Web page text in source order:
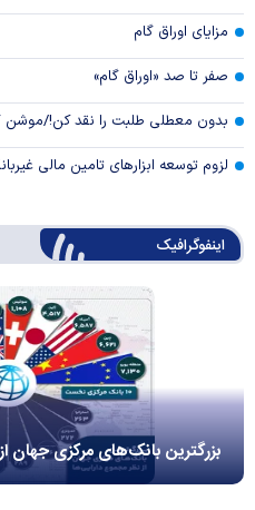
مزایای اوراق گام
صفر تا صد «اوراق گام»
بدون معطلی طلبت را نقد کن!/موشن
لزوم توسعه ابزارهای تامین مالی
اینفوگرافیک
بزرگترین بانک‌های مرکزی جهان